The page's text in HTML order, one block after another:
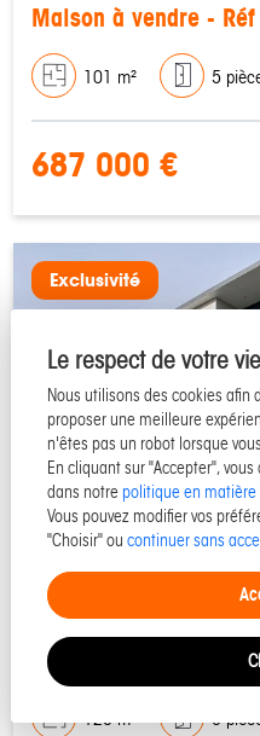
Le respect de votre
Nous utilisons des cookies
proposer une meilleure
n'êtes pas un robot lorsque
En cliquant sur "Accepter",
dans notre politique en matière
Vous pouvez modifier vos
"Choisir" ou continuer sans
Maison à vendre -
101 m² 5
687 000 €
Exclusivité
50290 SAINT MARTIN
Maison à vendre - Réf
125 m² 6